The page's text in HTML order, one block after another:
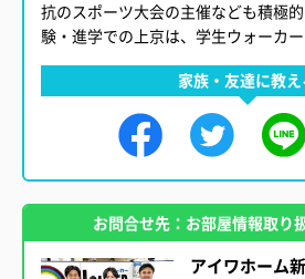
家族・友達に教え
抗のスポーツ大会の主催なども積極
験・進学での上京は、学生ウォーカ
お問合せ先：お部屋情報取り
アイワホーム